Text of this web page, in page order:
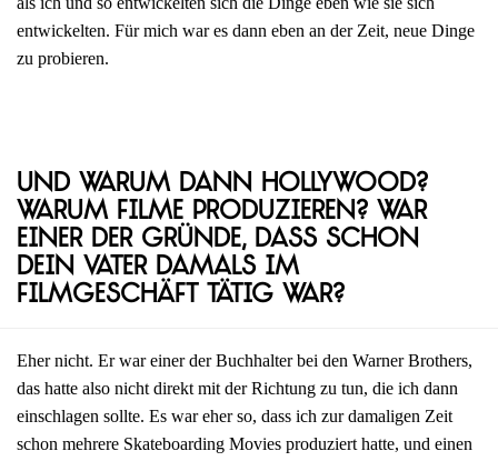
entwickelten. Für mich war es dann eben an der Zeit, neue Dinge
zu probieren.
Und warum dann Hollywood?
Warum Filme produzieren? War
einer der Gründe, dass schon
dein Vater damals im
Filmgeschäft tätig war?
Eher nicht. Er war einer der Buchhalter bei den Warner Brothers,
das hatte also nicht direkt mit der Richtung zu tun, die ich dann
einschlagen sollte. Es war eher so, dass ich zur damaligen Zeit
schon mehrere Skateboarding Movies produziert hatte, und einen